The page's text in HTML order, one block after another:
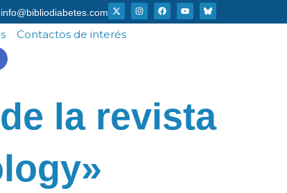
info@bibliodiabetes.com
X
-
t
w
i
I
n
s
F
a
c
Y
o
u
Contactos de interés
la revista